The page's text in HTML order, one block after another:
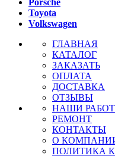
Toyota
Volkswagen
ГЛАВНАЯ
КАТАЛОГ
ЗАКАЗАТЬ
ОПЛАТА
ДОСТАВКА
ОТЗЫВЫ
НАШИ
РЕМОНТ
КОНТАКТЫ
О
ПОЛИТИКА